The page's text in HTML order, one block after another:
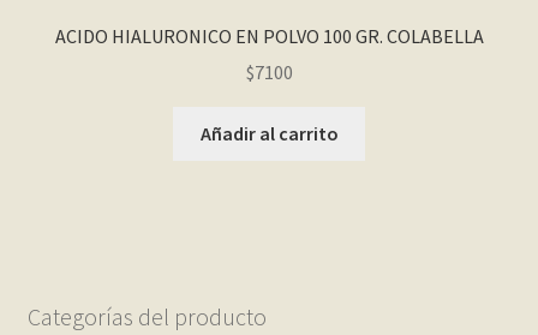
ACIDO HIALURONICO EN POLVO 100 GR. COLABELLA
$7100
Añadir al carrito
Categorías del producto